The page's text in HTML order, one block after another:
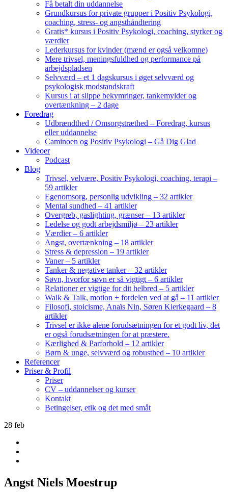
Få betalt din uddannelse
Grundkursus for private grupper i Positiv Psykologi,
coaching, stress- og angsthåndtering
Gratis* kursus i Positiv Psykologi, coaching, styrker og
værdier
Lederkursus for kvinder (mænd er også velkomne)
Mere trivsel, meningsfuldhed og performance på
arbejdspladsen
Selvværd – et 1 dagskursus i øget selvværd og
psykologisk modstandskraft
Kursus i at slippe bekymringer, tankemylder og
overtænkning – 2 dage
Foredrag
Udbrændthed / Omsorgstræthed – Foredrag, kursus
eller uddannelse
Caminoen og Positiv Psykologi – Gå Dig Glad
Videoer
Podcast
Blog
Trivsel, velvære, Positiv Psykologi, coaching, terapi –
59 artikler
Egenomsorg, personlig udvikling – 32 artikler
Mental sundhed – 41 artikler
Overgreb, gaslighting, grænser – 13 artikler
Ledelse og godt arbejdsmiljø – 23 artikler
Værdier – 6 artikler
Angst, overtænkning – 18 artikler
Stress & depression – 19 artikler
Vaner – 5 artikler
Tanker & negative tanker – 32 artikler
Søvn, hvorfor søvn er så vigtigt – 6 artikler
Relationer er vigtige for dit helbred – 5 artikler
Walk & Talk, motion + fordelen ved at gå – 11 artikler
Filosofi, stoicisme, Anaïs Nin, Søren Kierkegaard – 8
artikler
Trivsel er ikke alene forudsætningen for et godt liv, det
er også forudsætningen for at præstere.
Kærlighed & Parforhold – 12 artikler
Børn & unge, selvværd og robusthed – 10 artikler
Referencer
Priser & Profil
Priser
CV – uddannelser og kurser
Kontakt
Betingelser, etik og det med småt
28 feb
Angst Niels Moestrup